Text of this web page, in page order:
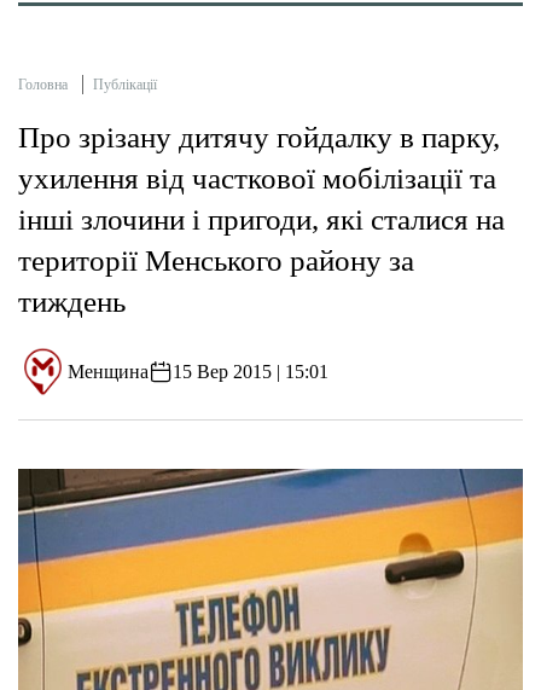
Головна Публікації
Про зрізану дитячу гойдалку в парку,
ухилення від часткової мобілізації та
інші злочини і пригоди, які сталися на
території Менського району за
тиждень
Менщина 15 Вер 2015 | 15:01